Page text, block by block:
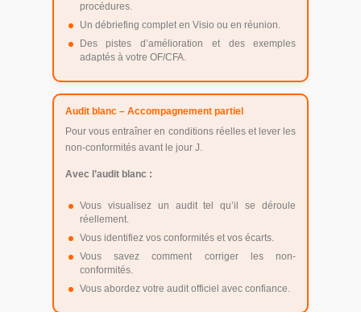
procédures.
Un débriefing complet en Visio ou en réunion.
Des pistes d’amélioration et des exemples
adaptés à votre OF/CFA.
Audit blanc – Accompagnement partiel
Pour vous entraîner en conditions réelles et lever les
non-conformités avant le jour J.
Avec l’audit blanc :
Vous visualisez un audit tel qu’il se déroule
réellement.
Vous identifiez vos conformités et vos écarts.
Vous savez comment corriger les non-
conformités.
Vous abordez votre audit officiel avec confiance.